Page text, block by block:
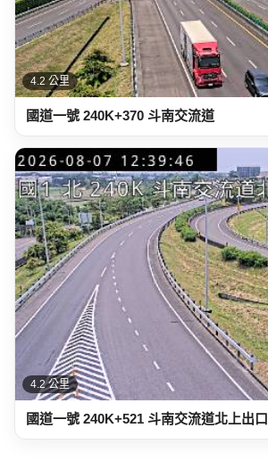
4.2 公里
國道一號 240K+370 斗南交流道
4.2 公里
國道一號 240K+521 斗南交流道北上出口